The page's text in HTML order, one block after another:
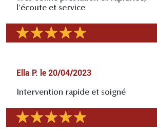
l'écoute et service
Ella P. le 20/04/2023
Intervention rapide et soigné